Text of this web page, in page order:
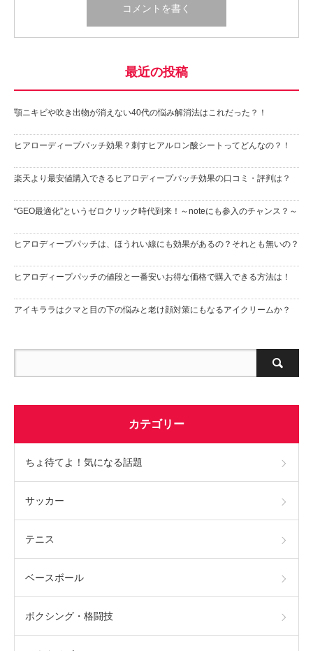
最近の投稿
顎ニキビや吹き出物が消えない40代の悩み解消法はこれだった？！
ヒアローディープパッチ効果？刺すヒアルロン酸シートってどんなの？！
楽天より最安値購入できるヒアロディープパッチ効果の口コミ・評判は？
“GEO最適化”というゼロクリック時代到来！～noteにも参入のチャンス？～
ヒアロディープパッチは、ほうれい線にも効果があるの？それとも無いの？
ヒアロディープパッチの値段と一番安いお得な価格で購入できる方法は！
アイキララはクマと目の下の悩みと老け顔対策にもなるアイクリームか？
カテゴリー
ちょ待てよ！気になる話題
サッカー
テニス
ベースボール
ボクシング・格闘技